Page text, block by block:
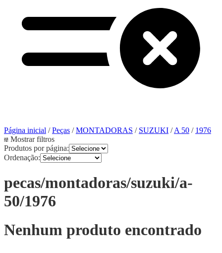
Página inicial /Peças /MONTADORAS / SUZUKI /A 50 / 1976
Mostrar filtros
Produtos por página:
Ordenação:
pecas/montadoras/suzuki/a-
50/1976
Nenhum produto encontrado